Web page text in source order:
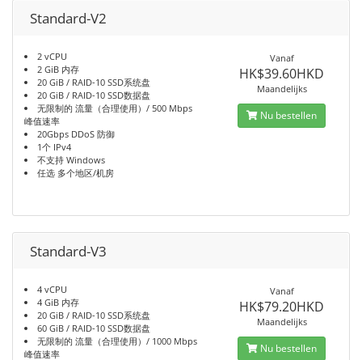
Standard-V2
2 vCPU
2 GiB 内存
20 GiB / RAID-10 SSD系统盘
20 GiB / RAID-10 SSD数据盘
无限制的 流量（合理使用）/ 500 Mbps
峰值速率
20Gbps DDoS 防御
1个 IPv4
不支持 Windows
任选 多个地区/机房
Vanaf
HK$39.60HKD
Maandelijks
Nu bestellen
Standard-V3
4 vCPU
4 GiB 内存
20 GiB / RAID-10 SSD系统盘
60 GiB / RAID-10 SSD数据盘
无限制的 流量（合理使用）/ 1000 Mbps
峰值速率
Vanaf
HK$79.20HKD
Maandelijks
Nu bestellen